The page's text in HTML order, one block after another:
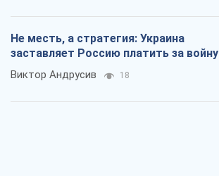
Не месть, а стратегия: Украина
заставляет Россию платить за войну
Виктор Андрусив 18